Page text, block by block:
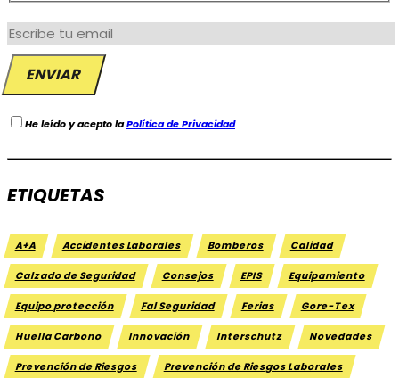
He leído y acepto laPolítica de Privacidad
ETIQUETAS
A+A Accidentes Laborales Bomberos Calidad
Calzado de Seguridad Consejos EPIS Equipamiento
Equipo protección Fal Seguridad Ferias Gore-Tex
Huella Carbono Innovación Interschutz Novedades
Prevención de Riesgos Prevención de Riesgos Laborales